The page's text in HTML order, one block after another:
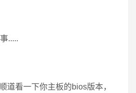
.....
道看一下你主板的bios版本，